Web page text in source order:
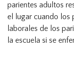
parientes adultos
el lugar cuando los
laborales de los
la escuela si se